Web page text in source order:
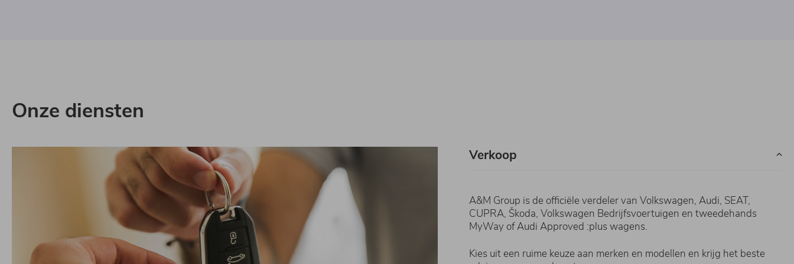
Onze diensten
Verkoop
A&M Group is de officiële verdeler van Volkswagen, Audi, SEAT,
CUPRA, Škoda, Volkswagen Bedrijfsvoertuigen en tweedehands
MyWay of Audi Approved :plus wagens.
Kies uit een ruime keuze aan merken en modellen en krijg het beste